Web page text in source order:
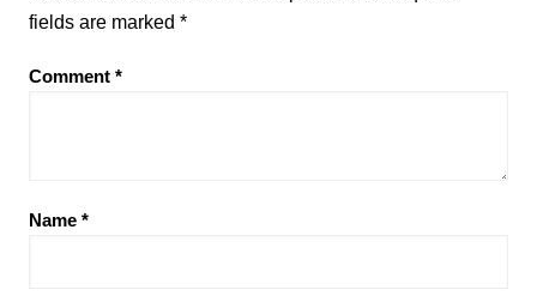
fields are marked *
Comment *
Name *